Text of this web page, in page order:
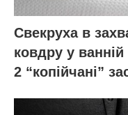
Свекруха в
ковдру у
2 “копійчані”